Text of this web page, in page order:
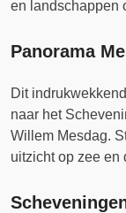
en landschappen
Panorama
Dit
naar het
Willem Mesdag.
uitzicht op zee en